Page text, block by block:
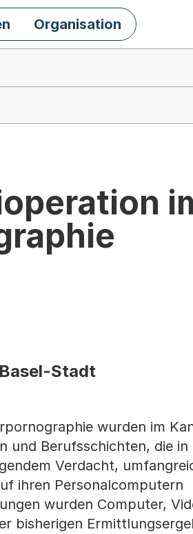
Organisation
Stadt
wurden im
und Berufsschichten, die in
Verdacht,
ihren Personalcomputern
wurden Computer,
bisherigen